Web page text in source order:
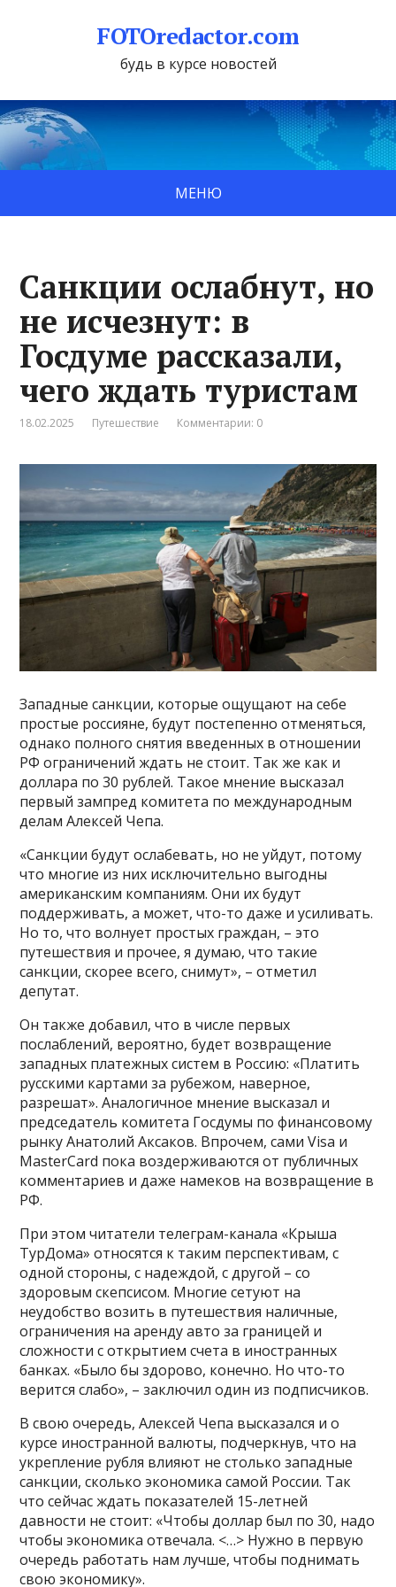
FOTOredactor.com
будь в курсе новостей
МЕНЮ
Санкции ослабнут, но
не исчезнут: в
Госдуме рассказали,
чего ждать туристам
18.02.2025 Путешествие Комментарии: 0
Западные санкции, которые ощущают на себе
простые россияне, будут постепенно отменяться,
однако полного снятия введенных в отношении
РФ ограничений ждать не стоит. Так же как и
доллара по 30 рублей. Такое мнение высказал
первый зампред комитета по международным
делам Алексей Чепа.
«Санкции будут ослабевать, но не уйдут, потому
что многие из них исключительно выгодны
американским компаниям. Они их будут
поддерживать, а может, что-то даже и усиливать.
Но то, что волнует простых граждан, – это
путешествия и прочее, я думаю, что такие
санкции, скорее всего, снимут», – отметил
депутат.
Он также добавил, что в числе первых
послаблений, вероятно, будет возвращение
западных платежных систем в Россию: «Платить
русскими картами за рубежом, наверное,
разрешат». Аналогичное мнение высказал и
председатель комитета Госдумы по финансовому
рынку Анатолий Аксаков. Впрочем, сами Visa и
MasterCard пока воздерживаются от публичных
комментариев и даже намеков на возвращение в
РФ.
При этом читатели телеграм-канала «Крыша
ТурДома» относятся к таким перспективам, с
одной стороны, с надеждой, с другой – со
здоровым скепсисом. Многие сетуют на
неудобство возить в путешествия наличные,
ограничения на аренду авто за границей и
сложности с открытием счета в иностранных
банках. «Было бы здорово, конечно. Но что-то
верится слабо», – заключил один из подписчиков.
В свою очередь, Алексей Чепа высказался и о
курсе иностранной валюты, подчеркнув, что на
укрепление рубля влияют не столько западные
санкции, сколько экономика самой России. Так
что сейчас ждать показателей 15-летней
давности не стоит: «Чтобы доллар был по 30, надо
чтобы экономика отвечала. <…> Нужно в первую
очередь работать нам лучше, чтобы поднимать
свою экономику».